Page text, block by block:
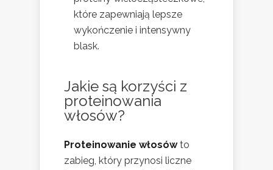
które zapewniają lepsze
wykończenie i intensywny
blask.
Jakie są korzyści z
proteinowania
włosów?
Proteinowanie włosówto
zabieg, który przynosi liczne